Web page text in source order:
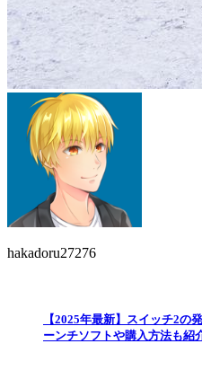
hakadoru27276
【2025年最新】スイッチ2の
ーンチソフトや購入方法も紹